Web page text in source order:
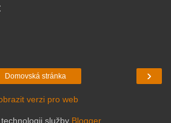
›
Domovská stránka
verzi pro web
služby Blogger.